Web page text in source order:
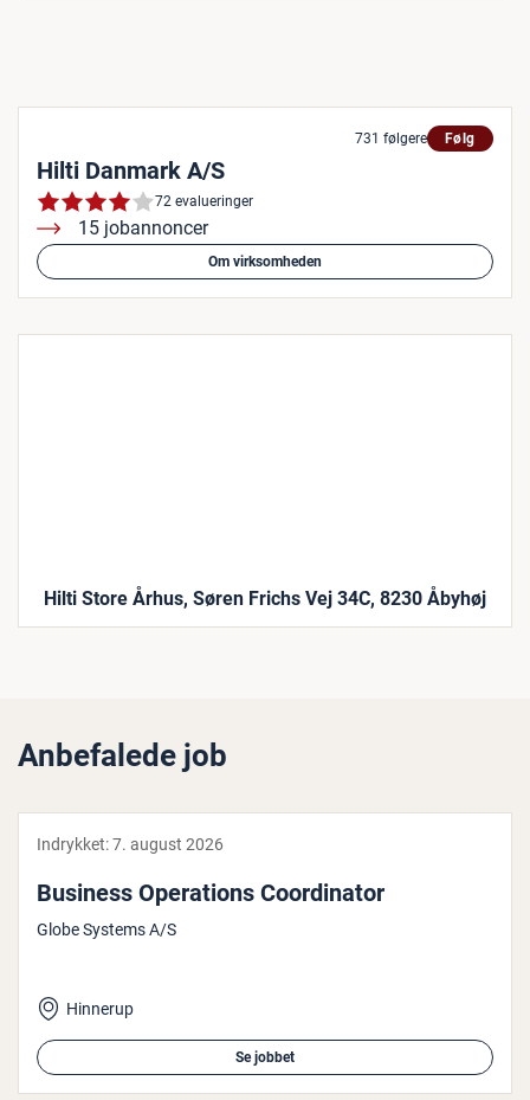
731 følgere Følg
Hilti Danmark A/S
72 evalueringer
15 jobannoncer
Om virksomheden
Hilti Store Århus, Søren Frichs Vej 34C, 8230 Åbyhøj
Anbefalede job
Indrykket:7. august 2026
Business Ope­ra­tions Co­or­di­na­tor
Globe Systems A/S
Hinnerup
Se jobbet